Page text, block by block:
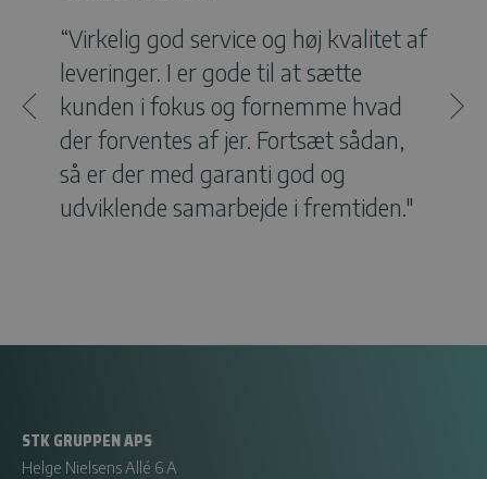
“Virkelig god service og høj kvalitet af
leveringer. I er gode til at sætte
kunden i fokus og fornemme hvad
der forventes af jer. Fortsæt sådan,
så er der med garanti god og
udviklende samarbejde i fremtiden."
STK GRUPPEN APS
Helge Nielsens Allé 6 A